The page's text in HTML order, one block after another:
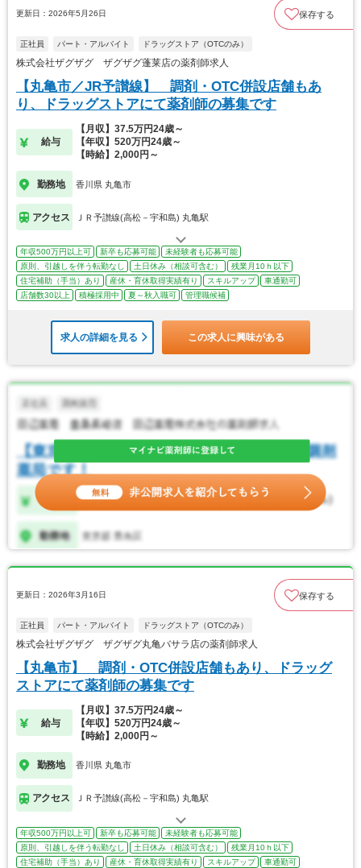
更新日：2026年5月26日 保存する
正社員 パート・アルバイト ドラッグストア（OTCのみ）
株式会社ザグザグ ザグザグ蓬莱店の薬剤師求人
【丸亀市／JR予讃線】 調剤・OTC併設店舗もあ
り、ドラッグストアにて薬剤師の募集です
給与
【月収】37.5万円24歳～
【年収】520万円24歳～
【時給】2,000円～
勤務地 香川県 丸亀市
アクセス ＪＲ予讃線(高松－宇和島) 丸亀駅
年収500万円以上可 新卒も応募可能
未経験者も応募可能
原則、引越しを伴う転勤なし
土日休み（相談可含む）
残業月10ｈ以下
住宅補助（手当）あり
産休・育休取得実績有り スキルアップ
車通勤可
店舗数30以上
積極採用中 夏～秋入職可 管理職候補
求人の詳細を見る この求人に興味がある
更新日：2026年3月16日 保存する
正社員 パート・アルバイト ドラッグストア（OTCのみ）
株式会社ザグザグ ザグザグ丸亀バサラ店の薬剤師求人
【丸亀市】 調剤・OTC併設店舗もあり、ドラッグ
ストアにて薬剤師の募集です
給与
【月収】37.5万円24歳～
【年収】520万円24歳～
【時給】2,000円～
勤務地 香川県 丸亀市
アクセス ＪＲ予讃線(高松－宇和島) 丸亀駅
年収500万円以上可 新卒も応募可能
未経験者も応募可能
原則、引越しを伴う転勤なし
土日休み（相談可含む）
残業月10ｈ以下
住宅補助（手当）あり
産休・育休取得実績有り スキルアップ 車通勤可